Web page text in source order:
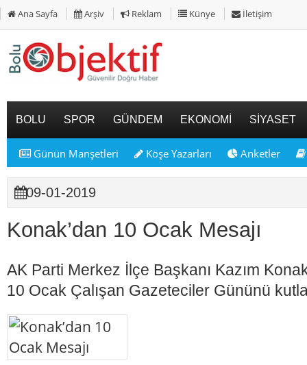
Ana Sayfa Arşiv Reklam Künye İletişim
BOLU SPOR GÜNDEM EKONOMİ SİYASET
Günün Manşetleri Köşe Yazarları Anketler
09-01-2019
Konak’dan 10 Ocak Mesajı
AK Parti Merkez İlçe Başkanı Kazım
10 Ocak Çalışan Gazeteciler Gününü